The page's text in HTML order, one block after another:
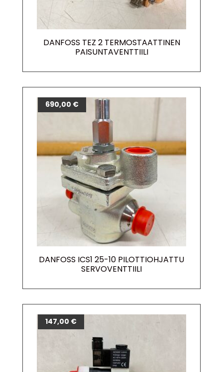
DANFOSS TEZ 2 TERMOSTAATTINEN
PAISUNTAVENTTIILI
DANFOSS ICS1 25-10 PILOTTIOHJATTU
SERVOVENTTIILI
690,00 €
147,00 €